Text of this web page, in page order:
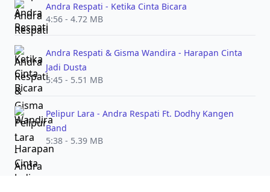
Andra Respati - Ketika Cinta Bicara
4:56 - 4.72 MB
Andra Respati & Gisma Wandira - Harapan Cinta
Jadi Dusta
5:45 - 5.51 MB
Pelipur Lara - Andra Respati Ft. Dodhy Kangen
Band
5:38 - 5.39 MB